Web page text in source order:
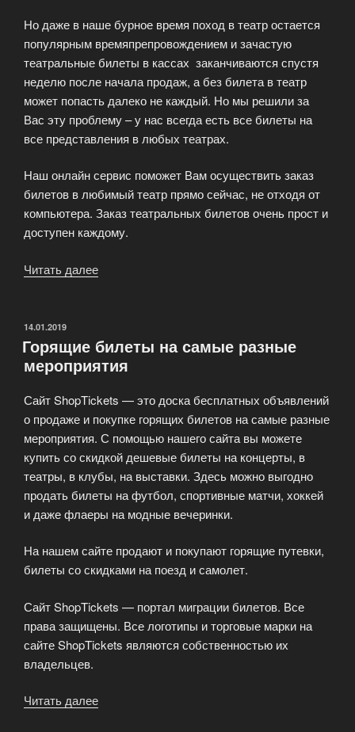
Но даже в наше бурное время поход в театр остается
популярным времяпрепровождением и зачастую
театральные билеты в кассах заканчиваются спустя
неделю после начала продаж, а без билета в театр
может попасть далеко не каждый. Но мы решили за
Вас эту проблему – у нас всегда есть все билеты на
все представления в любых театрах.
Наш онлайн сервис поможет Вам осуществить заказ
билетов в любимый театр прямо сейчас, не отходя от
компьютера. Заказ театральных билетов очень прост и
доступен каждому.
Читать далее
прост
и
каждому.»
ОПУБЛИКОВАНО
14.01.2019
Горящие билеты на самые разные
мероприятия
Сайт ShopTickets — это доска бесплатных объявлений
о продаже и покупке горящих билетов на самые разные
мероприятия. С помощью нашего сайта вы можете
купить со скидкой дешевые билеты на концерты, в
театры, в клубы, на выставки. Здесь можно выгодно
продать билеты на футбол, спортивные матчи, хоккей
и даже флаеры на модные вечеринки.
На нашем сайте продают и покупают горящие путевки,
билеты со скидками на поезд и самолет.
Сайт ShopTickets — портал миграции билетов. Все
права защищены. Все логотипы и торговые марки на
сайте ShopTickets являются собственностью их
владельцев.
Читать далее